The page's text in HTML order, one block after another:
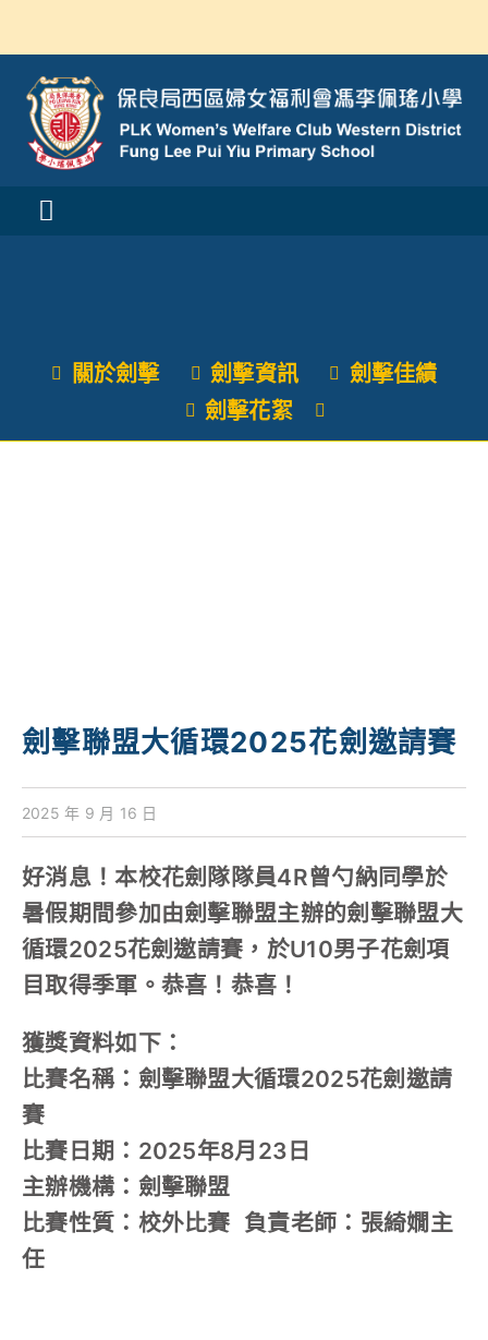
content
Toggle
學與教
校風及學生支援
關於劍擊 劍擊資訊
劍擊佳績
劍擊花絮
劍擊聯盟大循環2025花劍邀請賽
2025 年 9 月 16 日
好消息！本校花劍隊隊員4R曾勺納同學於
暑假期間參加由劍擊聯盟主辦的劍擊聯盟大
循環2025花劍邀請賽，於U10男子花劍項
目取得季軍。恭喜！恭喜！
獲獎資料如下：
比賽名稱：劍擊聯盟大循環2025花劍邀請
賽
比賽日期：2025年8月23日
主辦機構：劍擊聯盟
比賽性質：校外比賽 負責老師：張綺嫺主
任